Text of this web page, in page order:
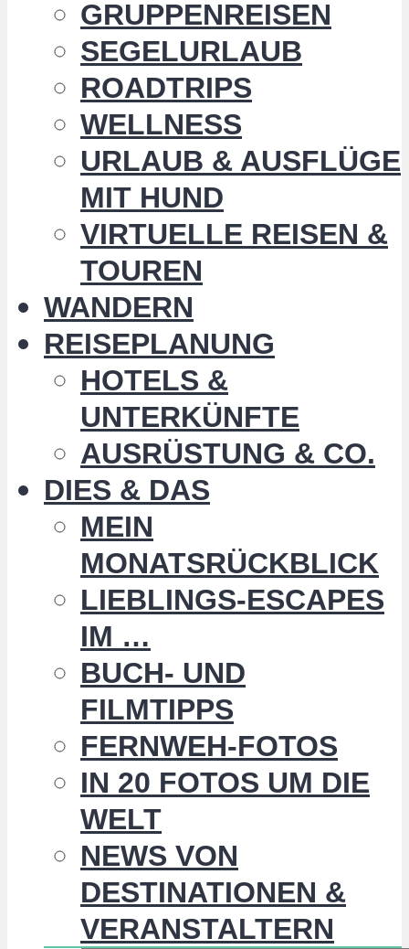
GRUPPENREISEN
SEGELURLAUB
ROADTRIPS
WELLNESS
URLAUB & AUSFLÜGE
MIT HUND
VIRTUELLE REISEN &
TOUREN
WANDERN
REISEPLANUNG
HOTELS &
UNTERKÜNFTE
AUSRÜSTUNG & CO.
DIES & DAS
MEIN
MONATSRÜCKBLICK
LIEBLINGS-ESCAPES
IM …
BUCH- UND
FILMTIPPS
FERNWEH-FOTOS
IN 20 FOTOS UM DIE
WELT
NEWS VON
DESTINATIONEN &
VERANSTALTERN